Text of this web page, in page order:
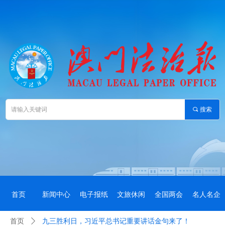
끠 搜索
首页 新闻中心 电子报纸 文旅休闲 全国两会 名人名企
首页 ꄲ 九三胜利日，习近平总书记重要讲话金句来了！